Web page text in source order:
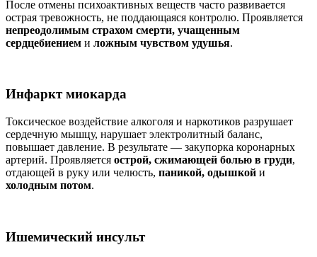
После отмены психоактивных веществ часто развивается
острая тревожность, не поддающаяся контролю. Проявляется
непреодолимым страхом смерти, учащенным
сердцебиением и ложным чувством удушья.
Инфаркт миокарда
Токсическое воздействие алкоголя и наркотиков разрушает
сердечную мышцу, нарушает электролитный баланс,
повышает давление. В результате — закупорка коронарных
артерий. Проявляется острой, сжимающей болью в груди,
отдающей в руку или челюсть, паникой, одышкой и
холодным потом.
Ишемический инсульт